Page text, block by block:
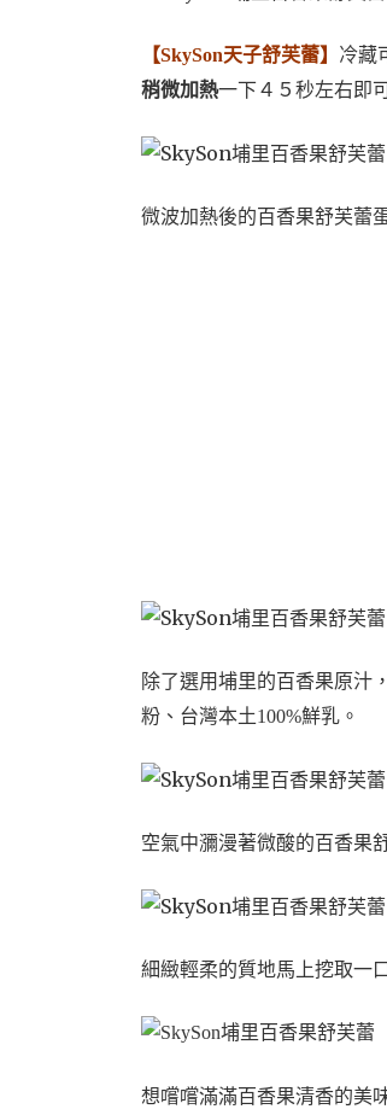
【SkySon天子舒芙蕾】 冷藏
稍微加熱一下４５秒左右即
微波加熱後的百香果舒芙蕾
除了選用埔里的百香果原汁
粉、台灣本土100%鮮乳。
空氣中瀰漫著微酸的百香果
細緻輕柔的質地馬上挖取一
想嚐嚐滿滿百香果清香的美